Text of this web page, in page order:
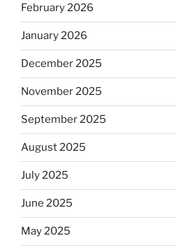
February 2026
January 2026
December 2025
November 2025
September 2025
August 2025
July 2025
June 2025
May 2025